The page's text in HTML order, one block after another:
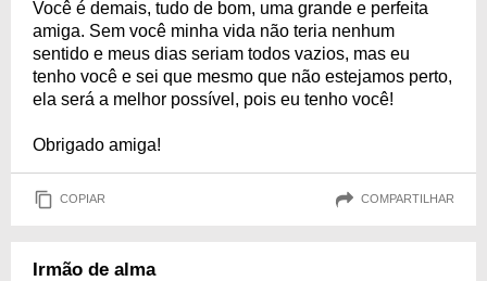
Você é demais, tudo de bom, uma grande e perfeita
amiga. Sem você minha vida não teria nenhum
sentido e meus dias seriam todos vazios, mas eu
tenho você e sei que mesmo que não estejamos perto,
ela será a melhor possível, pois eu tenho você!
Obrigado amiga!
COPIAR COMPARTILHAR
Irmão de alma